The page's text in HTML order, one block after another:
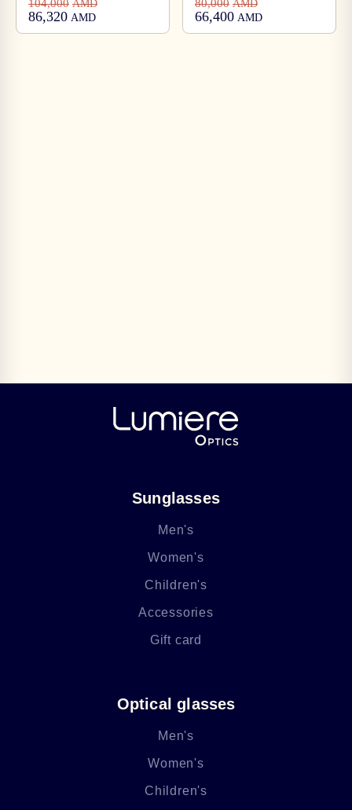
104,000 AMD
86,320 AMD
80,000 AMD
66,400 AMD
Sunglasses
Men's
Women's
Children's
Accessories
Gift card
Optical glasses
Men's
Women's
Children's